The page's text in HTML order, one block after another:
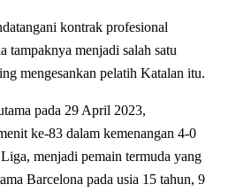
kontrak profesional
tampaknya menjadi salah satu
mengesankan pelatih Katalan itu.
pada 29 April 2023,
ke-83 dalam kemenangan 4-0
menjadi pemain termuda yang
Barcelona pada usia 15 tahun, 9